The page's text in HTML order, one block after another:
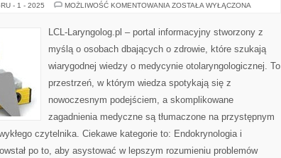
- 1 - 2025 MOŻLIWOŚĆ KOMENTOWANIA RADIOLOGIA
OBRAZOWA
I
ZOSTAŁA WYŁĄCZONA
LCL-Laryngolog.pl – portal informacyjny stworzony z
myślą o osobach dbających o zdrowie, które szukają
wiarygodnej wiedzy o medycynie otolaryngologicznej. To
przestrzeń, w którym wiedza spotykają się z
nowoczesnym podejściem, a skomplikowane
zagadnienia medyczne są tłumaczone na przystępnym
czytelnika. Ciekawe kategorie to: Endokrynologia i
po to, aby asystować w lepszym rozumieniu problemów